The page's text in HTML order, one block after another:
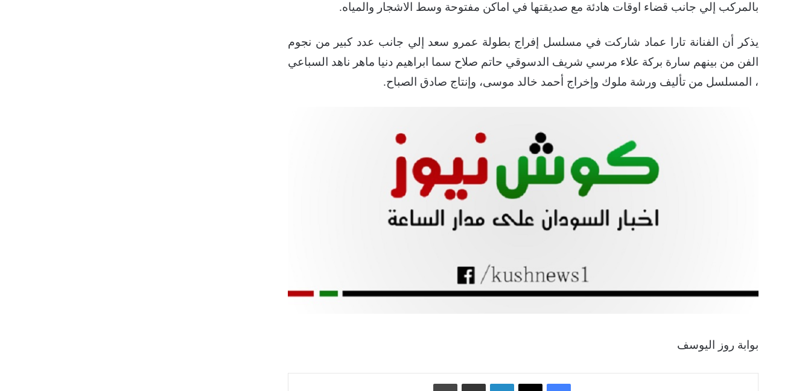
بالمركب إلي جانب قضاء اوقات هادئة مع صديقتها في اماكن مفتوحة وسط الاشجار والمياه.
يذكر أن الفنانة تارا عماد شاركت في مسلسل إفراج بطولة عمرو سعد إلي جانب عدد كبير من نجوم
الفن من بينهم سارة بركة علاء مرسي شريف الدسوقي حاتم صلاح سما ابراهيم دنيا ماهر ناهد السباعي
، المسلسل من تأليف ورشة ملوك وإخراج أحمد خالد موسى، وإنتاج صادق الصباح.
بوابة روز اليوسف
فيسبوك ‫X لينكدإن مشاركة عبر البريد